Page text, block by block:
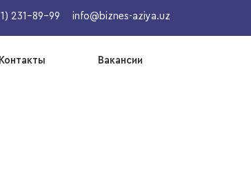
231-89-99 info@biznes-aziya.uz
Контакты Вакансии